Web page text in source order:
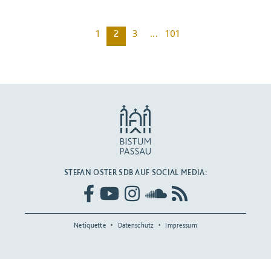
1 2 3 ... 101
STEFAN OSTER SDB AUF SOCIAL MEDIA:
Netiquette Datenschutz Impressum